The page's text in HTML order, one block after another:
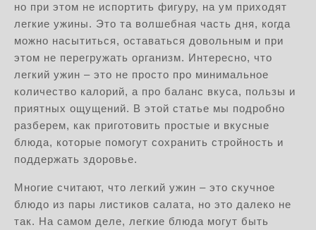
но при этом не испортить фигуру, на ум приходят
легкие ужины. Это та волшебная часть дня, когда
можно насытиться, оставаться довольным и при
этом не перегружать организм. Интересно, что
легкий ужин – это не просто про минимальное
количество калорий, а про баланс вкуса, пользы и
приятных ощущений. В этой статье мы подробно
разберем, как приготовить простые и вкусные
блюда, которые помогут сохранить стройность и
поддержать здоровье.
Многие считают, что легкий ужин – это скучное
блюдо из пары листиков салата, но это далеко не
так. На самом деле, легкие блюда могут быть